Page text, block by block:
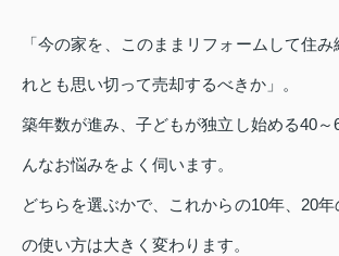
「今の家を、このままリフォームして住
れとも思い切って売却するべきか」。
築年数が進み、子どもが独立し始める40～
んなお悩みをよく伺います。
どちらを選ぶかで、これからの10年、20
の使い方は大きく変わります。